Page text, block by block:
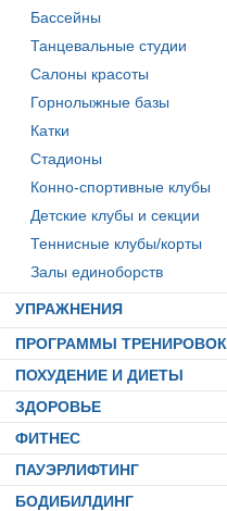
Бассейны
Танцевальные студии
Салоны красоты
Горнолыжные базы
Катки
Стадионы
Конно-спортивные клубы
Детские клубы и секции
Теннисные клубы/корты
Залы единоборств
УПРАЖНЕНИЯ
ПРОГРАММЫ ТРЕНИРОВОК
ПОХУДЕНИЕ И ДИЕТЫ
ЗДОРОВЬЕ
ФИТНЕС
ПАУЭРЛИФТИНГ
БОДИБИЛДИНГ